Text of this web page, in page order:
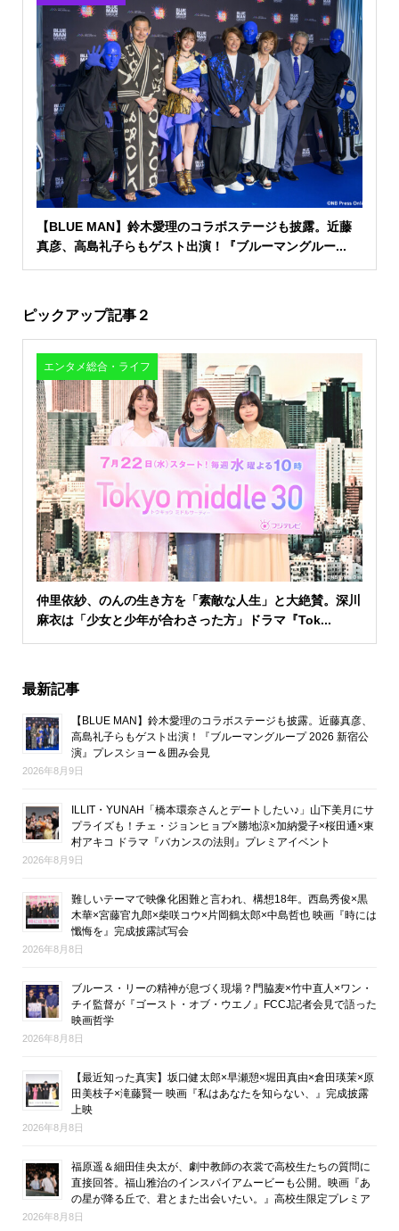
【BLUE MAN】鈴木愛理のコラボステージも披露。近藤
真彦、高島礼子らもゲスト出演！『ブルーマングルー...
ピックアップ記事２
エンタメ総合・ライフ
仲里依紗、のんの生き方を「素敵な人生」と大絶賛。深川
麻衣は「少女と少年が合わさった方」ドラマ『Tok...
最新記事
【BLUE MAN】鈴木愛理のコラボステージも披露。近藤真彦、
高島礼子らもゲスト出演！『ブルーマングループ 2026 新宿公
演』プレスショー＆囲み会見
2026年8月9日
ILLIT・YUNAH「橋本環奈さんとデートしたい♪」山下美月にサ
プライズも！チェ・ジョンヒョプ×勝地涼×加納愛子×桜田通×東
村アキコ ドラマ『バカンスの法則』プレミアイベント
2026年8月9日
難しいテーマで映像化困難と言われ、構想18年。西島秀俊×黒
木華×宮藤官九郎×柴咲コウ×片岡鶴太郎×中島哲也 映画『時には
懺悔を』完成披露試写会
2026年8月8日
ブルース・リーの精神が息づく現場？門脇麦×竹中直人×ワン・
チイ監督が『ゴースト・オブ・ウエノ』FCCJ記者会見で語った
映画哲学
2026年8月8日
【最近知った真実】坂口健太郎×早瀬憩×堀田真由×倉田瑛茉×原
田美枝子×滝藤賢一 映画『私はあなたを知らない、』完成披露
上映
2026年8月8日
福原遥＆細田佳央太が、劇中教師の衣裳で高校生たちの質問に
直接回答。福山雅治のインスパイアムービーも公開。映画『あ
の星が降る丘で、君とまた出会いたい。』高校生限定プレミア
2026年8月8日